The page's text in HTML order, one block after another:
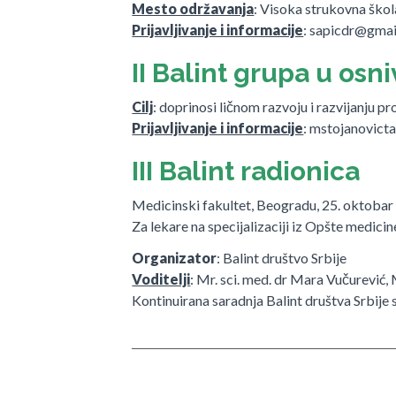
Mesto održavanja: Visoka strukovna
Prijavljivanje i informacije:
II Balint grupa u
Cilj: doprinosi ličnom razvoju i razvijanju
Prijavljivanje i informacije:
III Balint radionica
Medicinski fakultet, Beogradu, 25. oktobar
Za lekare na specijalizaciji iz Opšte
Organizator: Balint društvo Srbije
Voditelji: Mr. sci. med. dr Mara
Kontinuirana saradnja Balint društva